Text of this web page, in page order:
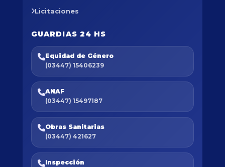
Licitaciones
GUARDIAS 24 HS
Equidad de Género
(03447) 15406239
ANAF
(03447) 15497187
Obras Sanitarias
(03447) 421627
Inspección